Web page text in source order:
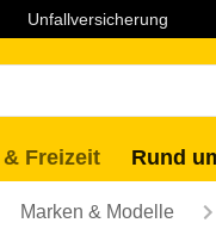
Unfallversicherung
& Freizeit Rund
Marken & Modelle